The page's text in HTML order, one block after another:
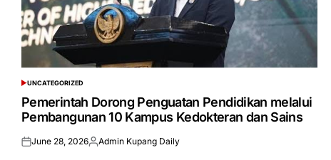
POSTED
IN
UNCATEGORIZED
Pemerintah Dorong Penguatan Pendidikan melalui
Pembangunan 10 Kampus Kedokteran dan Sains
Posted
June 28, 2026Posted
Admin Kupang Daily